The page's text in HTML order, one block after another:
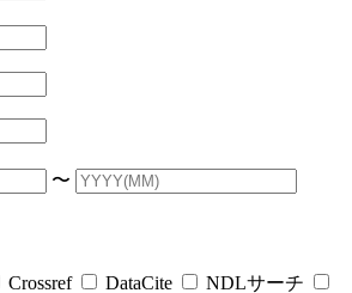
〜
Crossref DataCite
NDLサーチ